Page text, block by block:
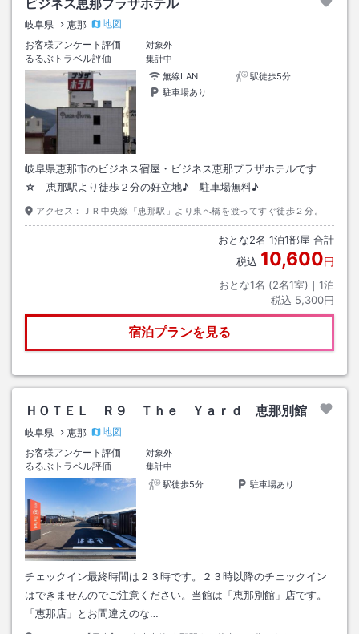
岐阜県 恵那
地図
お客様アンケート評価
対象外
るるぶトラベル評価
集計中
無線LAN
駅徒歩5分
駐車場あり
岐阜県恵那市のビジネス宿屋・ビジネス恵那プラザホテルです
☆ 恵那駅より徒歩２分の好立地♪ 駐車場無料♪
アクセス： ＪＲ中央線「恵那駅」より東へ橋を渡ってすぐ徒歩２分。
おとな2名 1泊1部屋 合計
税込 10,600円
おとな1名 (2名1室)｜ 1泊
税込 5,300円
宿泊プランを見る
ＨＯＴＥＬ Ｒ９ Ｔｈｅ Ｙａｒｄ 恵那別館
岐阜県 恵那
地図
お客様アンケート評価
対象外
るるぶトラベル評価
集計中
駅徒歩5分
駐車場あり
チェックイン最終時間は２３時です。２３時以降のチェックイン
はできませんのでご注意ください。当館は「恵那別館」店です。
「恵那店」とお間違えのな…